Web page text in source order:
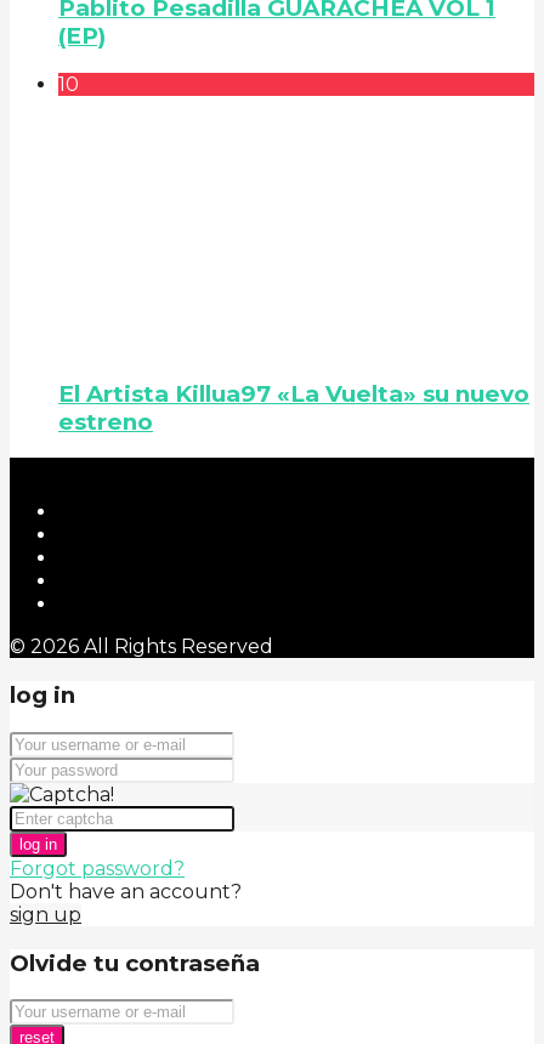
Pablito Pesadilla GUARACHEA VOL 1
(EP)
10
El Artista Killua97 «La Vuelta» su nuevo
estreno
© 2026 All Rights Reserved
log in
log in
Forgot password?
Don't have an account?
sign up
Olvide tu contraseña
reset